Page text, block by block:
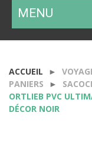
MENU
ACCUEIL
PANIERS
ORTLIEB PVC
DÉCOR NOIR